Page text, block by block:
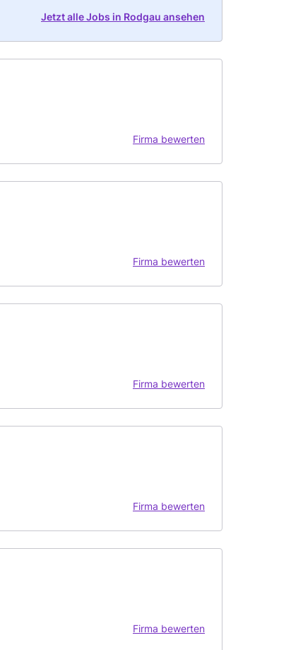
Jetzt alle Jobs in Rodgau ansehen
Firma bewerten
Firma bewerten
Firma bewerten
Firma bewerten
Firma bewerten